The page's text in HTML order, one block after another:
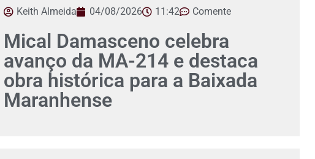
Keith Almeida 04/08/2026 11:42 Comente
Mical Damasceno celebra
avanço da MA-214 e destaca
obra histórica para a Baixada
Maranhense